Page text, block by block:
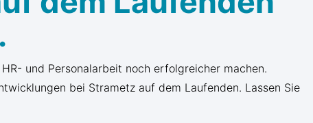
und Personalarbeit noch erfolgreicher machen.
bei Strametz auf dem Laufenden. Lassen Sie